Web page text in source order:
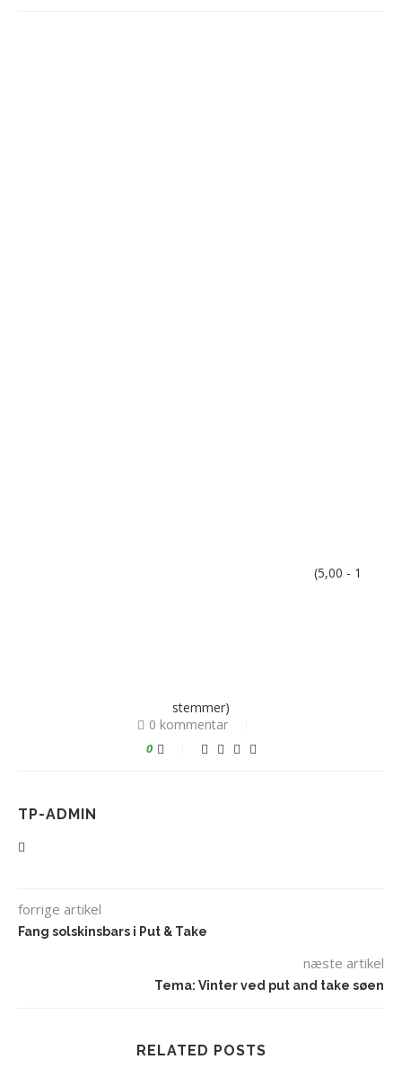
(5,00 - 1
stemmer)
0 kommentar
0
TP-ADMIN
forrige artikel
Fang solskinsbars i Put & Take
næste artikel
Tema: Vinter ved put and take søen
RELATED POSTS